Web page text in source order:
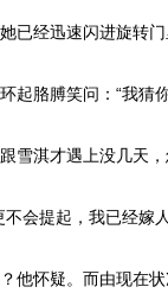
已经迅速闪进旋转门
胳膊笑问：“我猜
雪淇才遇上没几天，
会提起，我已经嫁
他怀疑。而由现在状